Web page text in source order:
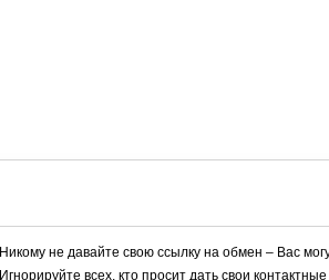
Никому не давайте свою ссылку на обмен – Вас
Игнорируйте всех, кто просит дать свои